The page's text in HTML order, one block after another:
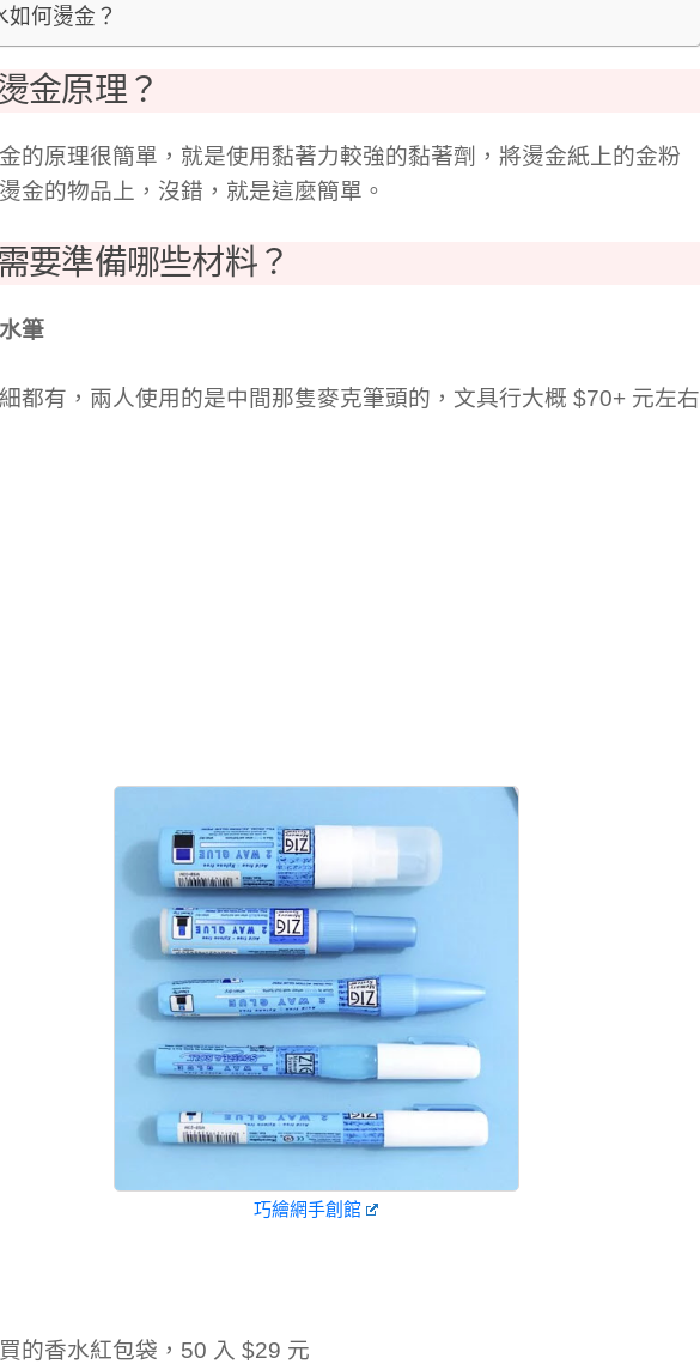
如何燙金？
金原理？
的原理很簡單，就是使用黏著力較強的黏著劑，將燙金紙上的金粉
金的物品上，沒錯，就是這麼簡單。
要準備哪些材料？
筆
都有，兩人使用的是中間那隻麥克筆頭的，文具行大概 $70+ 元左右
巧繪網手創館
的香水紅包袋，50 入 $29 元